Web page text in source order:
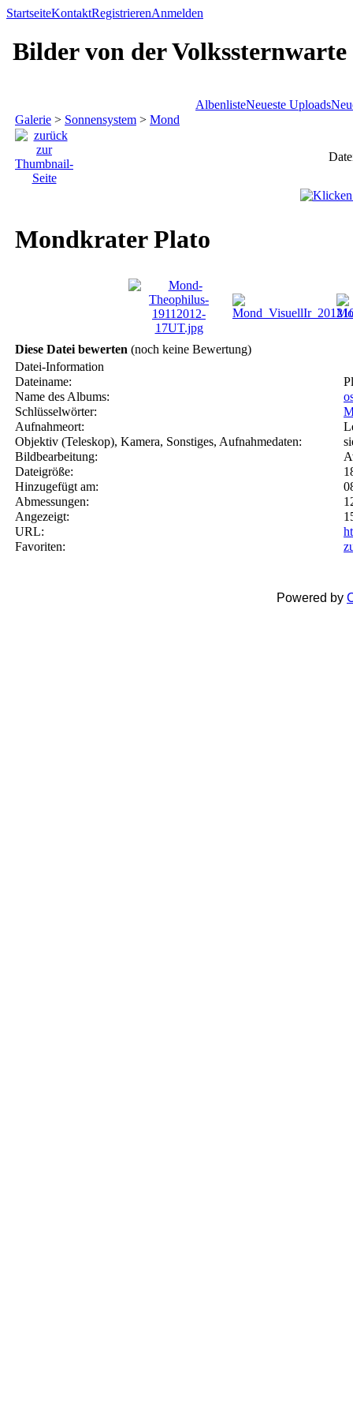
StartseiteKontaktRegistrierenAnmelden
Bilder von der Volkssternwarte
AlbenlisteNeueste Uploads
Galerie > Sonnensystem > Mond
Mondkrater Plato
Diese Datei bewerten (noch keine Bewertung)
Datei-Information
Dateiname:
Name des Albums:
Schlüsselwörter:
Aufnahmeort:
Objektiv (Teleskop), Kamera, Sonstiges, Aufnahmedaten:
Bildbearbeitung:
Dateigröße:
Hinzugefügt am:
Abmessungen:
Angezeigt:
URL:
Favoriten:
Powered by